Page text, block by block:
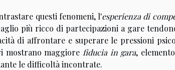
questi fenomeni, l'esperienza di
più ricco di partecipazioni a gare
di affrontare e superare le pressioni
mostrano maggiore fiducia in gara,
le difficoltà incontrate.